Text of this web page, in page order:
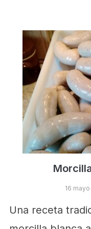
16
Una receta